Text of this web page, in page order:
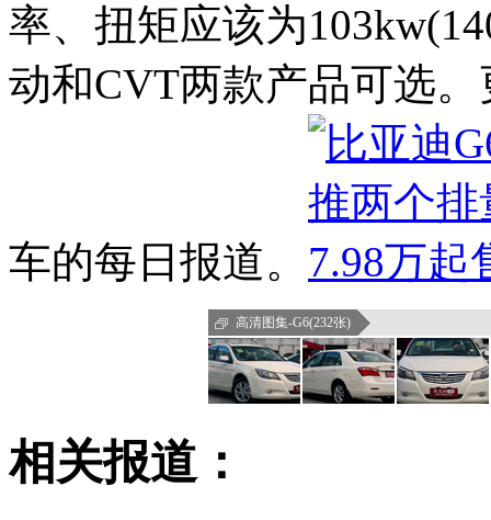
率、扭矩应该为
动和CVT两款产品可选
车的每日报道。
高清图集-G6(232张)
相关报道：